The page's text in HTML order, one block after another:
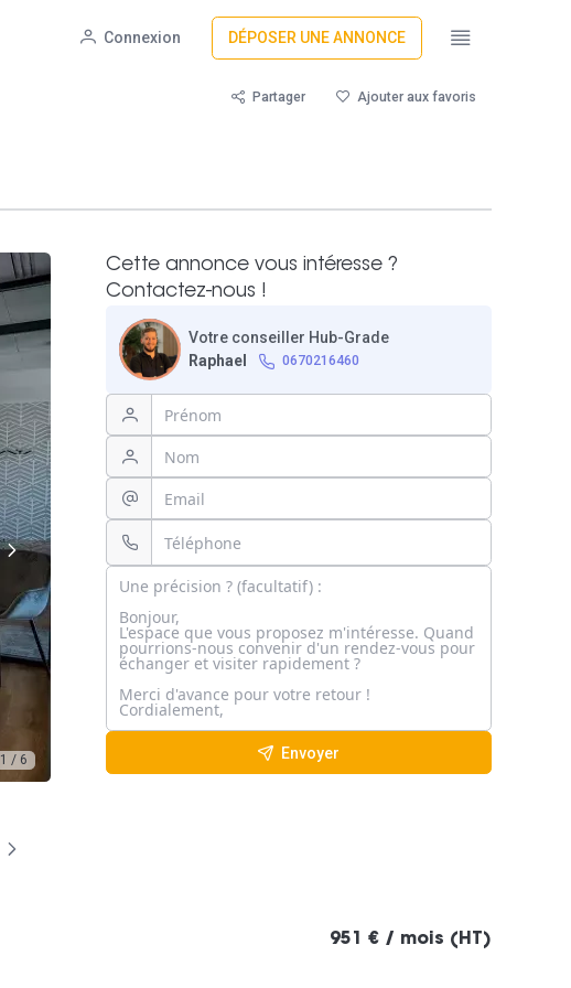
Connexion DÉPOSER UNE ANNONCE
Partager Ajouter aux favoris
1 / 6
Cette annonce vous intéresse ?
Contactez-nous !
Votre conseiller Hub-Grade
Raphael
0670216460
Envoyer
951 € / mois (HT)